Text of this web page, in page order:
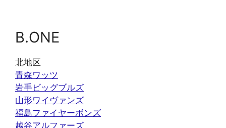
B.ONE
北地区
青森ワッツ
岩手ビッグブルズ
山形ワイヴァンズ
福島ファイヤーボンズ
越谷アルファーズ